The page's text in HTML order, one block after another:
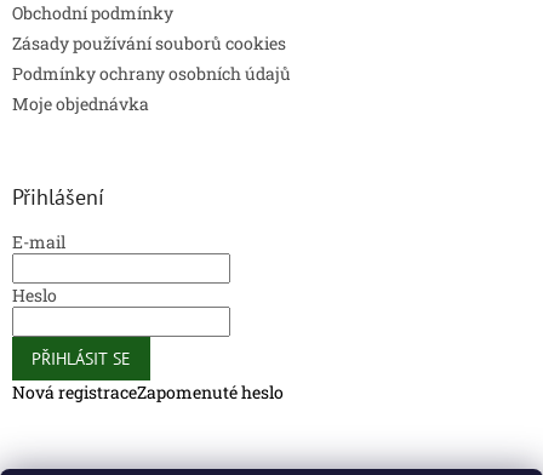
Obchodní podmínky
Zásady používání souborů cookies
Podmínky ochrany osobních údajů
Moje objednávka
Přihlášení
E-mail
Heslo
PŘIHLÁSIT SE
Nová registraceZapomenuté heslo